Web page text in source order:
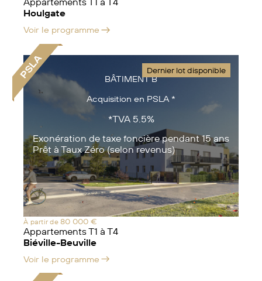
Appartements T1 à T4
Houlgate
Voir le programme
Dernier lot disponible
BÂTIMENT B
Acquisition en PSLA *
*TVA 5.5%
Exonération de taxe foncière pendant 15 ans
Prêt à Taux Zéro (selon revenus)
À partir de 80 000 €
Appartements T1 à T4
Biéville-Beuville
Voir le programme
PSLA